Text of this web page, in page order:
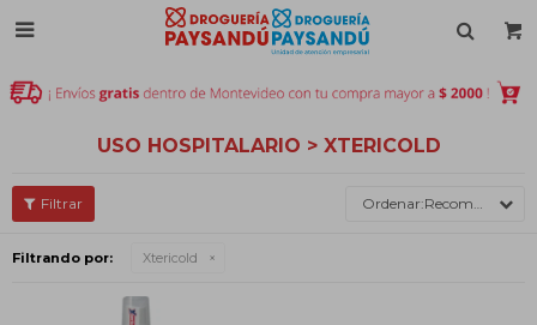

USO HOSPITALARIO > XTERICOLD
Recomendados
Filtrando por: Xtericold